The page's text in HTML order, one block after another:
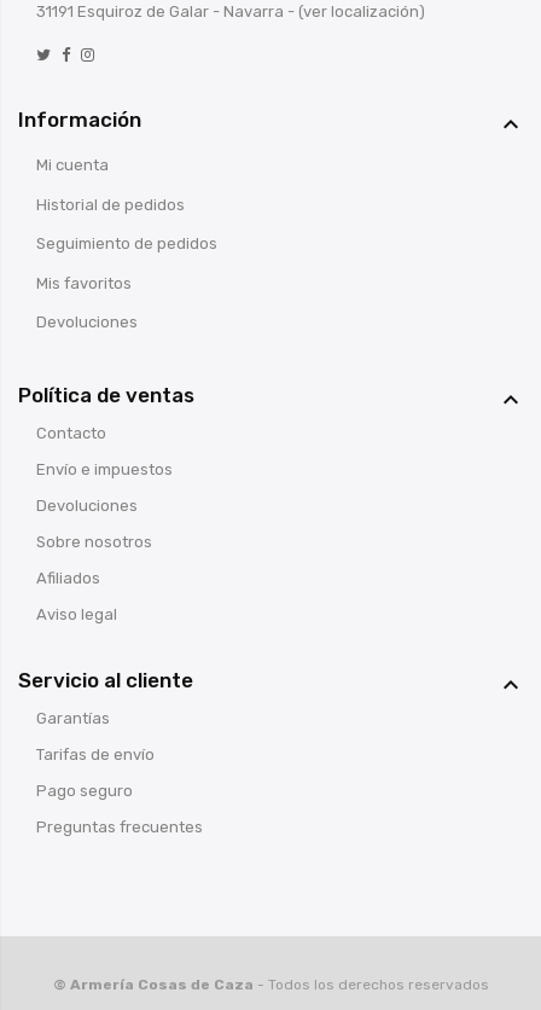
31191 Esquiroz de Galar - Navarra - (ver localización)
Información 
Mi cuenta
Historial de pedidos
Seguimiento de pedidos
Mis favoritos
Devoluciones
Política de ventas 
Contacto
Envío e impuestos
Devoluciones
Sobre nosotros
Afiliados
Aviso legal
Servicio al cliente 
Garantías
Tarifas de envío
Pago seguro
Preguntas frecuentes
© Armería Cosas de Caza - Todos los derechos reservados